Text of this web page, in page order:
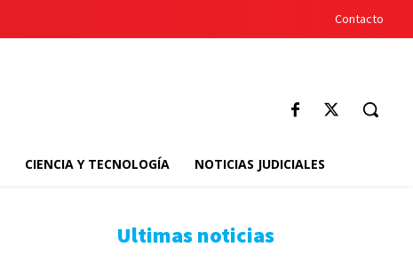
Contacto
CIENCIA Y TECNOLOGÍA NOTICIAS JUDICIALES
Ultimas noticias